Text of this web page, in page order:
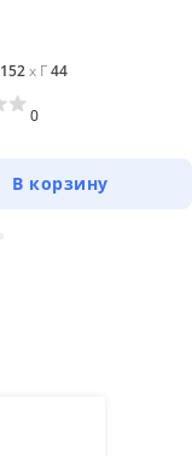
152x Г44
0
В корзину